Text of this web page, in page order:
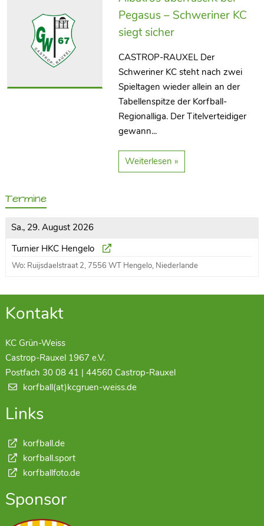
Pegasus – Schweriner KC
siegt sicher
CASTROP-RAUXEL Der
Schweriner KC steht nach zwei
Spieltagen wieder allein an der
Tabellenspitze der Korfball-
Regionalliga. Der Titelverteidiger
gewann...
Weiterlesen »
Termine
Sa., 29. August 2026
Turnier HKC Hengelo
Wo: Ruijsdaelstraat 2, 7556 WT Hengelo, Niederlande
Kontakt
KC Grün-Weiss
Castrop-Rauxel 1967 e.V.
Postfach 30 08 41 | 44560 Castrop-Rauxel
korfball(at)kcgruen-weiss.de
Links
korfball.de
korfball.sport
korfballfoto.de
Sponsor